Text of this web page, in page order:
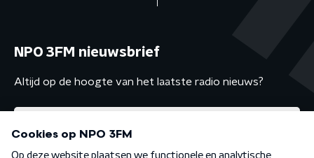
NPO 3FM nieuwsbrief
Altijd op de hoogte van het laatste radio nieuws?